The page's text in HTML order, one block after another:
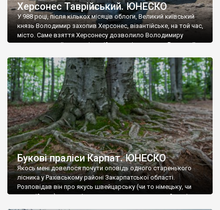
Херсонес Таврійський. ЮНЕСКО
У 988 році, після кількох місяців облоги, Великий київський
князь Володимир захопив Херсонес, візантійське, на той час,
місто. Саме взяття Херсонесу дозволило Володимиру
диктувати свої умови візантійському імператору Василю ІІ, та
Херсонесі Володимир-язичник, став Василем-християнином.
А потім було Хрещення Русі. На честь Херсонесу Таврійського
названо місто […]
Букові праліси Карпат. ЮНЕСКО
Якось мені довелося почути оповідь одного старенького
лісника у Рахівському районі Закарпатської області.
Розповідав він про якусь швейцарську (чи то німецьку, чи
австрійську) делегацію, яка дуже давно, може ще й за цісаря,